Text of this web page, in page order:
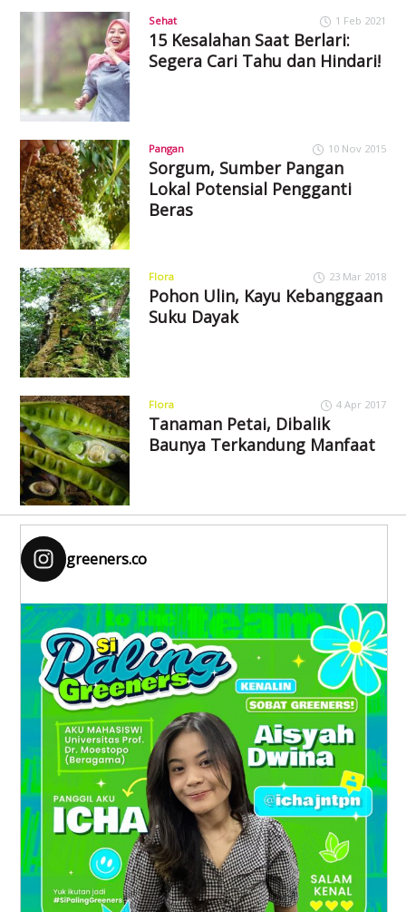
Sehat 1 Feb 2021
15 Kesalahan Saat Berlari:
Segera Cari Tahu dan Hindari!
Pangan 10 Nov 2015
Sorgum, Sumber Pangan
Lokal Potensial Pengganti
Beras
Flora 23 Mar 2018
Pohon Ulin, Kayu Kebanggaan
Suku Dayak
Flora 4 Apr 2017
Tanaman Petai, Dibalik
Baunya Terkandung Manfaat
greeners.co